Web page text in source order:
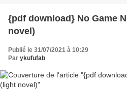
{pdf download} No Game
novel)
Publié le 31/07/2021 à 10:29
Par ykufufab